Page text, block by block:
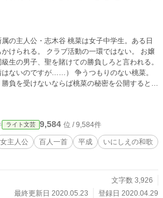
の主人公・志木谷 桃菜は女子中学生。ある日
けられる。 クラブ活動の一環ではない。 お嬢
生の男子、聖を賭けての勝負しろと言われる。
ないのですが……） 争うつもりのない桃菜。
負を受けないならば桃菜の秘密を公開すると宣
をつけられ、もっと困っている美少年、聖
首の修行を開始するが！
ライト文芸 9,584 位 / 9,584件
女主人公 百人一首 平成
いにしえの和歌
文字数 3,926
最終更新日 2020.05.23
登録日 2020.04.29